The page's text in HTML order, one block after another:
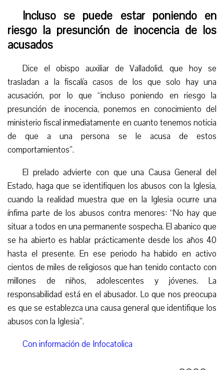
Incluso se puede estar poniendo en
riesgo la presunción de inocencia de los
acusados
Dice el obispo auxiliar de Valladolid, que hoy se
trasladan a la fiscalía casos de los que solo hay una
acusación, por lo que “incluso poniendo en riesgo la
presunción de inocencia, ponemos en conocimiento del
ministerio fiscal inmediatamente en cuanto tenemos noticia
de que a una persona se le acusa de estos
comportamientos”.
El prelado advierte con que una Causa General del
Estado, haga que se identifiquen los abusos con la Iglesia,
cuando la realidad muestra que en la Iglesia ocurre una
ínfima parte de los abusos contra menores: “No hay que
situar a todos en una permanente sospecha. El abanico que
se ha abierto es hablar prácticamente desde los años 40
hasta el presente. En ese periodo ha habido en activo
cientos de miles de religiosos que han tenido contacto con
millones de niños, adolescentes y jóvenes. La
responsabilidad está en el abusador. Lo que nos preocupa
es que se establezca una causa general que identifique los
abusos con la Iglesia”.
Con información de Infocatolica